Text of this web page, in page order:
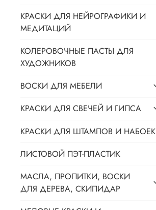
КРАСКИ ДЛЯ НЕЙРОГРАФИКИ И
МЕДИТАЦИЙ
КОЛЕРОВОЧНЫЕ ПАСТЫ ДЛЯ
ХУДОЖНИКОВ
ВОСКИ ДЛЯ МЕБЕЛИ
КРАСКИ ДЛЯ СВЕЧЕЙ И ГИПСА
КРАСКИ ДЛЯ ШТАМПОВ И НАБОЕК
ЛИСТОВОЙ ПЭТ-ПЛАСТИК
МАСЛА, ПРОПИТКИ, ВОСКИ
ДЛЯ ДЕРЕВА, СКИПИДАР